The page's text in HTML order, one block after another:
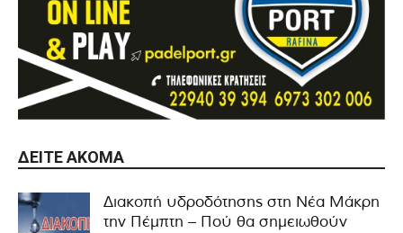
ΔΕΊΤΕ ΑΚΌΜΑ
Διακοπή υδροδότησης στη Νέα Μάκρη
την Πέμπτη – Πού θα σημειωθούν